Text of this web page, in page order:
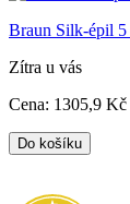
Braun Silk-épil
Zítra u vás
Cena: 1305,9 Kč
Do košíku